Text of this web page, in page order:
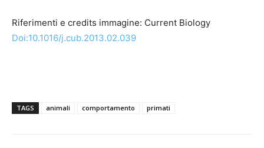
Riferimenti e credits immagine: Current Biology
Doi:10.1016/j.cub.2013.02.039
TAGS animali comportamento primati